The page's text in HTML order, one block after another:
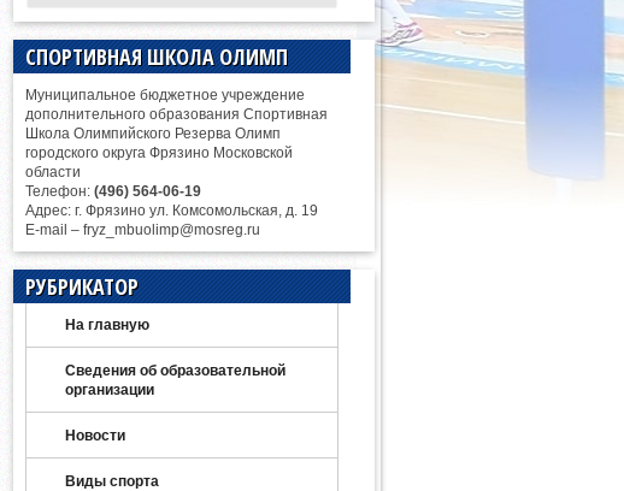
СПОРТИВНАЯ ШКОЛА ОЛИМП
Муниципальное бюджетное учреждение
дополнительного образования Спортивная
Школа Олимпийского Резерва Олимп
городского округа Фрязино Московской
области
Телефон: (496) 564-06-19
Адрес: г. Фрязино ул. Комсомольская, д. 19
E-mail – fryz_mbuolimp@mosreg.ru
РУБРИКАТОР
На главную
Сведения об образовательной
организации
Новости
Виды спорта